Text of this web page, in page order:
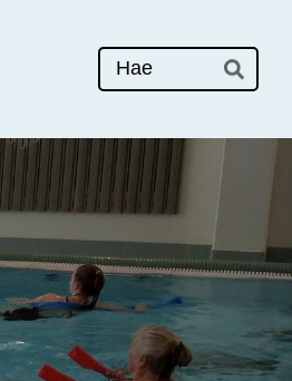
Hae